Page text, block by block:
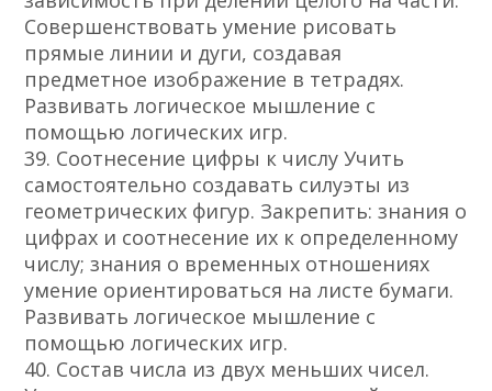
Совершенствовать умение рисовать
прямые линии и дуги, создавая
предметное изображение в тетрадях.
Развивать логическое мышление с
помощью логических игр.
39. Соотнесение цифры к числу Учить
самостоятельно создавать силуэты из
геометрических фигур. Закрепить: знания о
цифрах и соотнесение их к определенному
числу; знания о временных отношениях
умение ориентироваться на листе бумаги.
Развивать логическое мышление с
помощью логических игр.
40. Состав числа из двух меньших чисел.